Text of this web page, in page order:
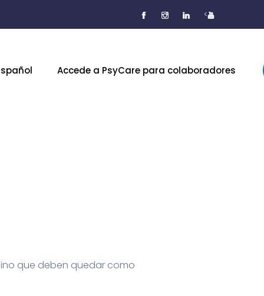
<
Accede a PsyCare para colaboradores
que deben quedar como